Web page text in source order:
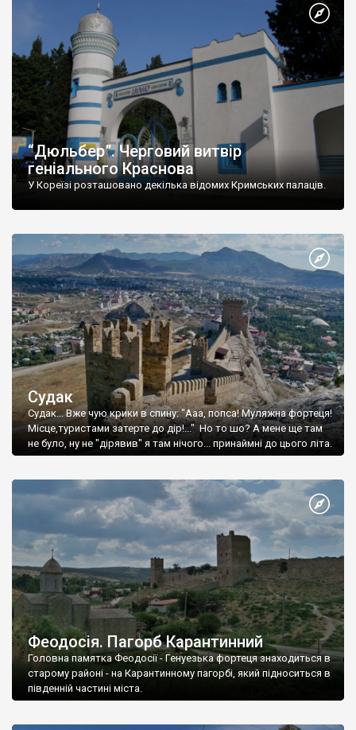
“Дюльбер”. Черговий витвір
геніального Краснова
У Кореїзі розташовано декілька відомих Кримських палаців.
Судак
Судак... Вже чую крики в спину: "Ааа, попса! Муляжна фортеця!
Місце,туристами затерте до дір!..." Но то шо? А мене ще там
не було, ну не "дірявив" я там нічого... принаймні до цього літа.
Феодосія. Пагорб Карантинний
Головна памятка Феодосії - Генуезька фортеця знаходиться в
старому районі - на Карантинному пагорбі, який підноситься в
південній частині міста.